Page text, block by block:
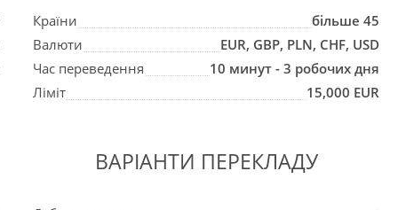
Країни
більше 45
Валюти
EUR, GBP, PLN, CHF, USD
Час переведення
10 минут - 3 робочих дня
Ліміт
15,000 EUR
ВАРІАНТИ ПЕРЕКЛАДУ